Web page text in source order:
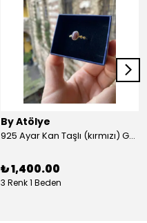
By Atölye
925 Ayar Kan Taşlı (kırmızı) Gümüş Yüzük
₺ 1,400.00
3 Renk 1 Beden